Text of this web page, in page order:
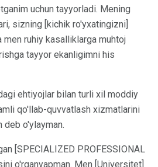
uchun tayyorladi. Mening
sizning [kichik ro'yxatingizni]
men ruhiy kasalliklarga muhtoj
tayyor ekanligimni his
ehtiyojlar bilan turli xil moddiy
qo'llab-quvvatlash xizmatlarini
o'ylayman.
[SPECIALIZED PROFESSIONAL
o'rganyapman. Men [Universitet]